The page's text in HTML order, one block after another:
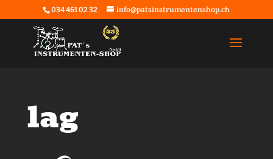
034 461 02 32 info@patsinstrumentenshop.ch
lag